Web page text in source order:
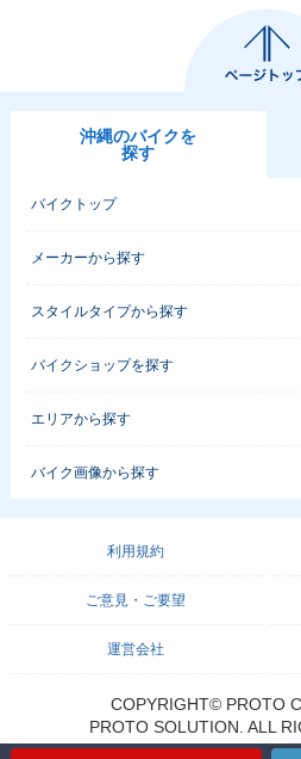
沖縄のバイクを
探す
バイクトップ
メーカーから探す
スタイルタイプから探す
バイクショップを探す
エリアから探す
バイク画像から探す
利用規約
ご意見・ご要望
運営会社
COPYRIGHT© PROTO
PROTO SOLUTION. ALL